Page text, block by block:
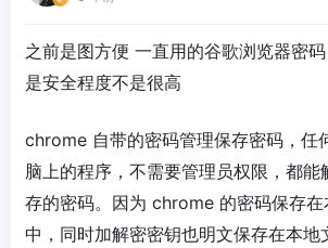
之前是图方便 一直用的谷歌浏览器密
是安全程度不是很高
chrome 自带的密码管理保存密码，任
脑上的程序，不需要管理员权限，都能
存的密码。因为 chrome 的密码保存
中，同时加解密密钥也明文保存在本地